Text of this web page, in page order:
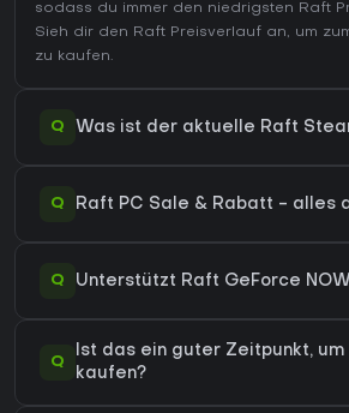
sodass du immer den niedrigsten Raft
Sieh dir den Raft Preisverlauf an, um
zu kaufen.
Q Was ist der aktuelle Raft
Q Raft PC Sale & Rabatt - alles
Q Unterstützt Raft GeForce
Q
Ist das ein guter Zeitpunkt, um
kaufen?